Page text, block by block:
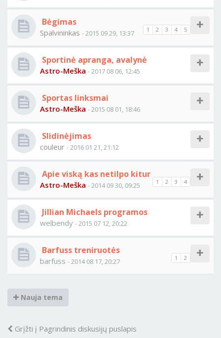
Bėgimas
1 2 3 4 5
Spalvininkas - 2015 09 29, 13:37
Sportinė apranga, avalynė
Astro-Meška - 2017 08 06, 12:45
Sportas linksmai
Astro-Meška - 2015 08 01, 18:46
Slidinėjimas
couleur - 2016 01 21, 21:12
Apie viską kas netilpo kitur
1 2 3 4
Astro-Meška - 2014 09 30, 09:25
Jillian Michaels programos
welbendy - 2015 07 12, 20:22
Barfuss treniruotės
1 2
barfuss - 2014 08 17, 20:27
Nauja tema
Grįžti į Pagrindinis diskusijų puslapis